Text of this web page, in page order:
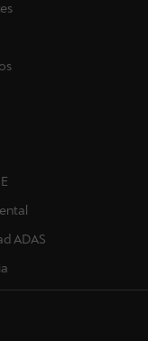
ADAS